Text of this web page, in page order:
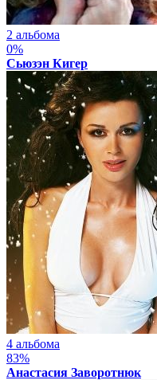
2 альбома
0%
Сьюзэн Кигер
4 альбома
83%
Анастасия Заворотнюк